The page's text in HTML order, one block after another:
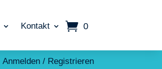
Kontakt 0
Anmelden / Registrieren